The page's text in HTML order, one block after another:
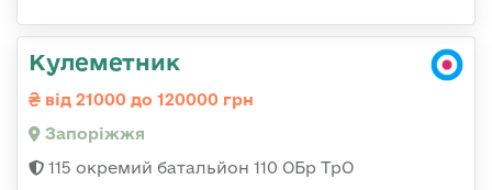
Кулеметник
від 21000 до 120000 грн
Запоріжжя
115 окремий батальйон 110 ОБр ТрО